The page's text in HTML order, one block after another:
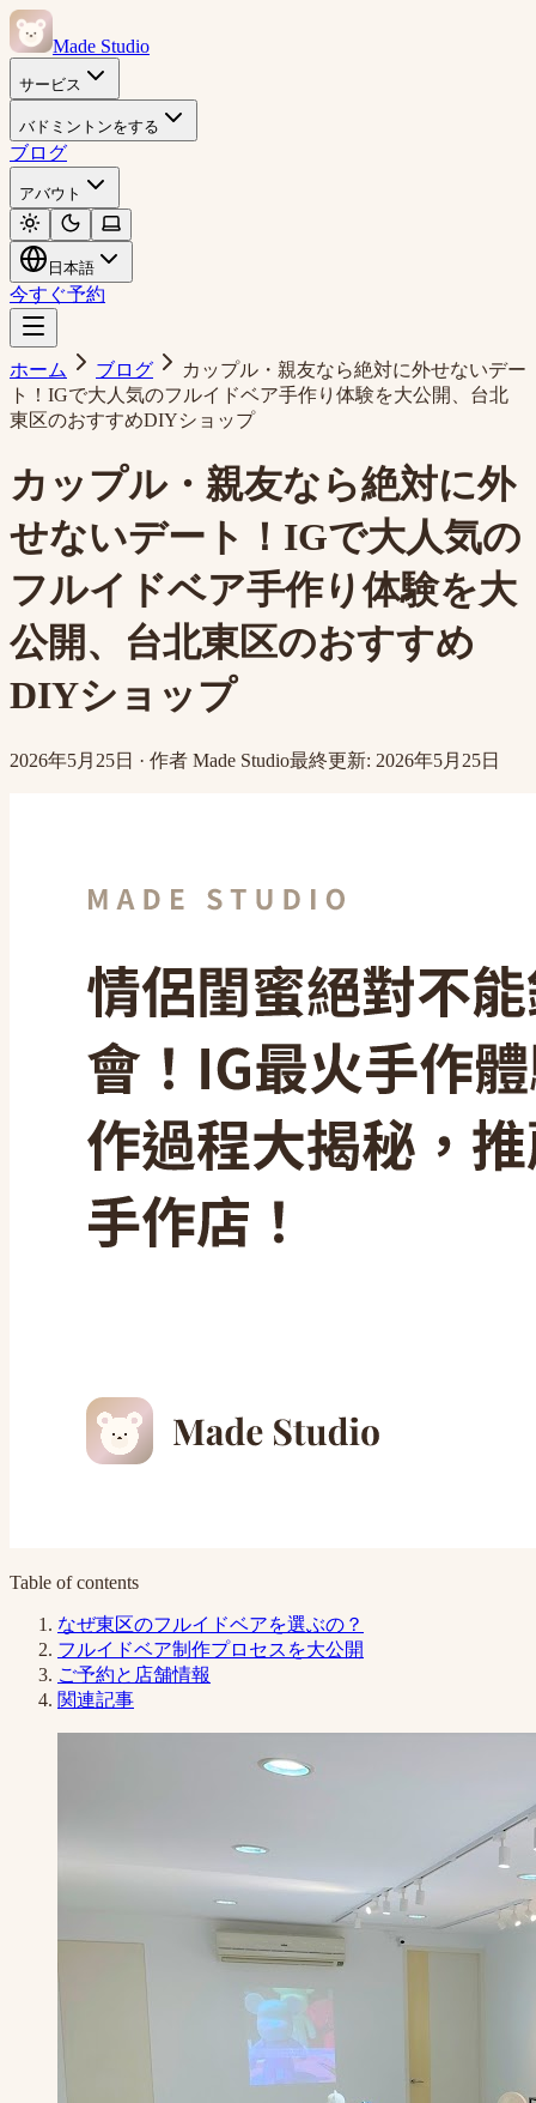
Made Studio
サービス
バドミントンをする
ブログ
アバウト
日本語
今すぐ予約
ホーム ブログ
カップル・親友なら絶対に外せないデー
ト！IGで大人気のフルイドベア手作り体験を大公開、台北
東区のおすすめDIYショップ
カップル・親友なら絶対に外
せないデート！IGで大人気の
フルイドベア手作り体験を大
公開、台北東区のおすすめ
DIYショップ
2026年5月25日 · 作者 Made Studio最終更新: 2026年5月25日
Table of contents
なぜ東区のフルイドベアを選ぶの？
フルイドベア制作プロセスを大公開
ご予約と店舗情報
関連記事